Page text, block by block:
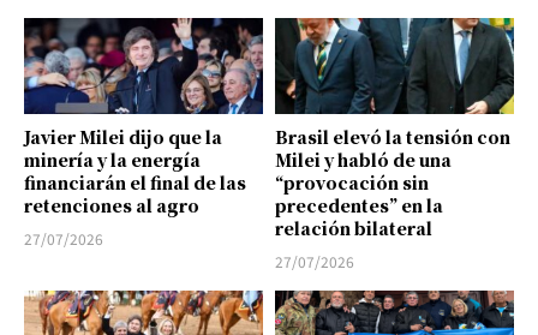
Javier Milei dijo que la
minería y la energía
financiarán el final de las
retenciones al agro
27/07/2026
Brasil elevó la tensión con
Milei y habló de una
“provocación sin
precedentes” en la
relación bilateral
27/07/2026